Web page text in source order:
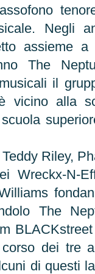
Negli
assieme
The
il
vicino alla
Riley,
Wreckx-N-
The
dei tre
di questi